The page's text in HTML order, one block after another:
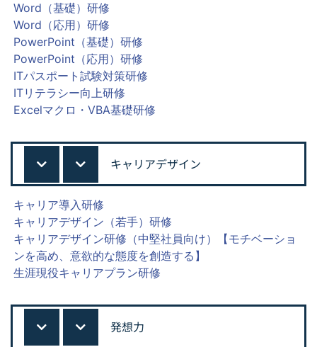
Word（基礎）研修
Word（応用）研修
PowerPoint（基礎）研修
PowerPoint（応用）研修
ITパスポート試験対策研修
ITリテラシー向上研修
Excelマクロ・VBA基礎研修
キャリアデザイン
キャリア導入研修
キャリアデザイン（若手）研修
キャリアデザイン研修（中堅社員向け）【モチベーショ
ンを高め、意欲的な態度を創造する】
生涯現役キャリアプラン研修
発想力